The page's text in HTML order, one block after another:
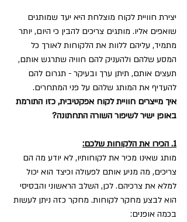
יצירת חוויית לקוח מוצלחת היא יעד שמותגים
שואפים אליו. מותגים צריכים להבין כי היום, יותר
מתמיד, עליהם ללוות את הלקוחות לאורך כל
המסע שלהם ולהעניק להם חוויה שתרגש אותם,
תעצים אותם, תיתן ערך ובעיקר - תגרום להם
להעדיף את המותג שלהם על פני המתחרים.
איך מייצרים חוויית לקוח אפקטיבית, כזו התורמת
באופן ישיר לשיפור השורה התחתונה?
1. הכירו את הלקוחות שלכם:
מותג שאינו מכיר את לקוחותיו, לא יודע מה הם
צריכים, מה מניע אותם לפעולה וכיצד הוא יכול
למלא את צרכיהם. לכן, השלב הראשוני והבסיסי
הוא לבצע מחקר לקוחות. מחקר כזה ניתן לעשות
בכמה אופנים: